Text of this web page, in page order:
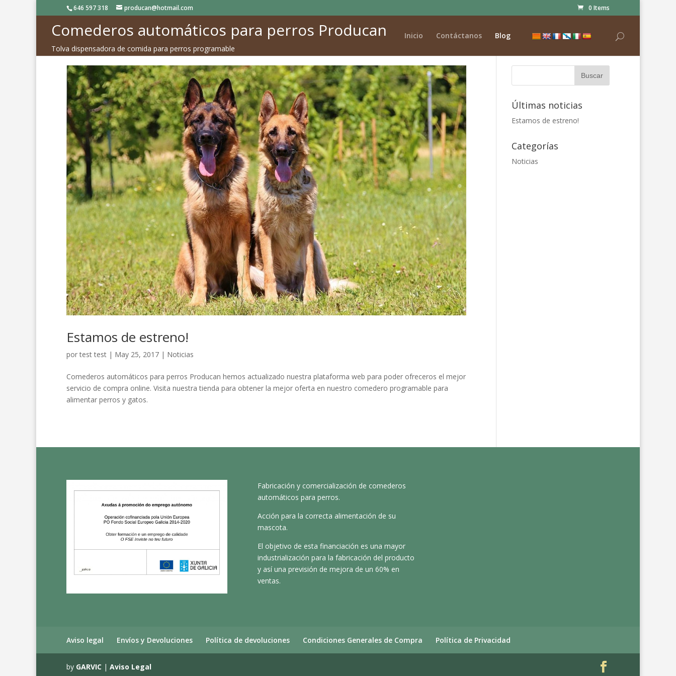
646 597 318 producan@hotmail.com 0 Items
Comederos automáticos para perros Producan
Tolva dispensadora de comida para perros programable
Inicio Contáctanos Blog
Estamos de estreno!
portest test | May 25, 2017 | Noticias
Comederos automáticos para perros Producan hemos actualizado nuestra plataforma web para poder ofreceros el mejor
servicio de compra online. Visita nuestra tienda para obtener la mejor oferta en nuestro comedero programable para
alimentar perros y gatos.
Últimas noticias
Estamos de estreno!
Categorías
Noticias
Fabricación y comercialización de comederos
automáticos para perros.
Acción para la correcta alimentación de su
mascota.
El objetivo de esta financiación es una mayor
industrialización para la fabricación del producto
y así una previsión de mejora de un 60% en
ventas.
Aviso legal Envíos y Devoluciones Política de devoluciones Condiciones Generales de Compra Política de Privacidad
by GARVIC | Aviso Legal